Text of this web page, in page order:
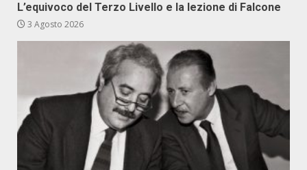
L’equivoco del Terzo Livello e la lezione di Falcone
3 Agosto 2026